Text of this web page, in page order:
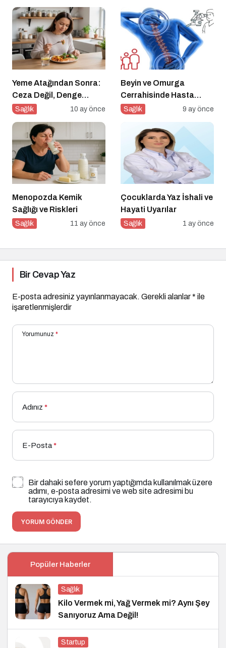
Yeme Atağından Sonra:
Ceza Değil, Denge
Zamanı
Sağlık 10 ay önce
Beyin ve Omurga
Cerrahisinde Hasta
Profili Değişti: Genç
Artıyor
Sağlık 9 ay önce
Menopozda Kemik
Sağlığı ve Riskleri
Sağlık 11 ay önce
Çocuklarda Yaz İshali ve
Hayati Uyarılar
Sağlık 1 ay önce
Bir Cevap Yaz
E-posta adresiniz yayınlanmayacak. Gerekli alanlar* ile
işaretlenmişlerdir
Yorumunuz *
Adınız *
E-Posta*
Bir dahaki sefere yorum yaptığımda kullanılmak üzere
adımı, e-posta adresimi ve web site adresimi bu
tarayıcıya kaydet.
YORUM GÖNDER
Popüler Haberler
Sağlık
Kilo Vermek mi, Yağ Vermek mi? Aynı Şey
Sanıyoruz Ama Değil!
Startup